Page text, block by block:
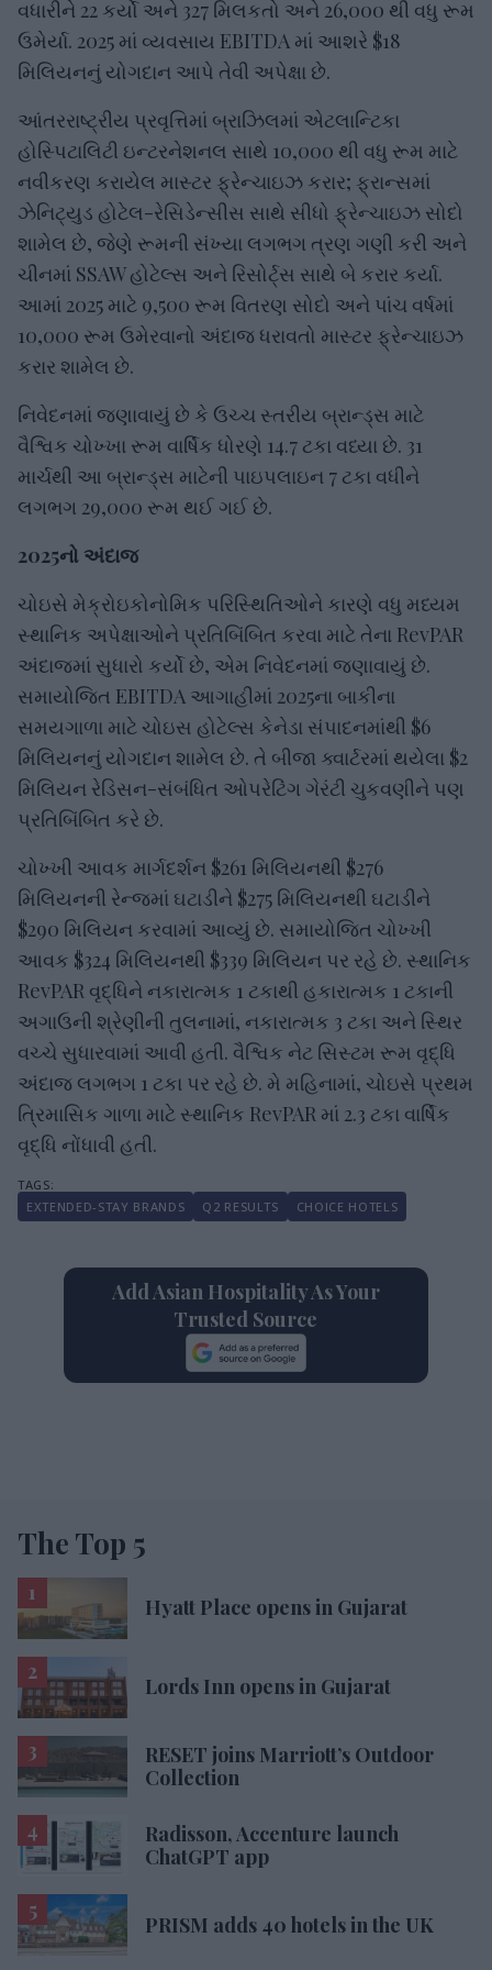
વધારીને 22 કર્યો અને 327 મિલકતો અને 26,000 થી વધુ રૂમ
ઉમેર્યા. 2025 માં વ્યવસાય EBITDA માં આશરે $18
મિલિયનનું યોગદાન આપે તેવી અપેક્ષા છે.
આંતરરાષ્ટ્રીય પ્રવૃત્તિમાં બ્રાઝિલમાં એટલાન્ટિકા
હોસ્પિટાલિટી ઇન્ટરનેશનલ સાથે 10,000 થી વધુ રૂમ માટે
નવીકરણ કરાયેલ માસ્ટર ફ્રેન્ચાઇઝ કરાર; ફ્રાન્સમાં
ઝેનિટ્યુડ હોટેલ-રેસિડેન્સીસ સાથે સીધો ફ્રેન્ચાઇઝ સોદો
શામેલ છે, જેણે રૂમની સંખ્યા લગભગ ત્રણ ગણી કરી અને
ચીનમાં SSAW હોટેલ્સ અને રિસોર્ટ્સ સાથે બે કરાર કર્યા.
આમાં 2025 માટે 9,500 રૂમ વિતરણ સોદો અને પાંચ વર્ષમાં
10,000 રૂમ ઉમેરવાનો અંદાજ ધરાવતો માસ્ટર ફ્રેન્ચાઇઝ
કરાર શામેલ છે.
નિવેદનમાં જણાવાયું છે કે ઉચ્ચ સ્તરીય બ્રાન્ડ્સ માટે
વૈશ્વિક ચોખ્ખા રૂમ વાર્ષિક ધોરણે 14.7 ટકા વધ્યા છે. 31
માર્ચથી આ બ્રાન્ડ્સ માટેની પાઇપલાઇન 7 ટકા વધીને
લગભગ 29,000 રૂમ થઈ ગઈ છે.
2025નો અંદાજ
ચોઇસે મેક્રોઇકોનોમિક પરિસ્થિતિઓને કારણે વધુ મધ્યમ
સ્થાનિક અપેક્ષાઓને પ્રતિબિંબિત કરવા માટે તેના RevPAR
અંદાજમાં સુધારો કર્યો છે, એમ નિવેદનમાં જણાવાયું છે.
સમાયોજિત EBITDA આગાહીમાં 2025ના બાકીના
સમયગાળા માટે ચોઇસ હોટેલ્સ કેનેડા સંપાદનમાંથી $6
મિલિયનનું યોગદાન શામેલ છે. તે બીજા ક્વાર્ટરમાં થયેલા $2
મિલિયન રેડિસન-સંબંધિત ઓપરેટિંગ ગેરંટી ચુકવણીને પણ
પ્રતિબિંબિત કરે છે.
ચોખ્ખી આવક માર્ગદર્શન $261 મિલિયનથી $276
મિલિયનની રેન્જમાં ઘટાડીને $275 મિલિયનથી ઘટાડીને
$290 મિલિયન કરવામાં આવ્યું છે. સમાયોજિત ચોખ્ખી
આવક $324 મિલિયનથી $339 મિલિયન પર રહે છે. સ્થાનિક
RevPAR વૃદ્ધિને નકારાત્મક 1 ટકાથી હકારાત્મક 1 ટકાની
અગાઉની શ્રેણીની તુલનામાં, નકારાત્મક 3 ટકા અને સ્થિર
વચ્ચે સુધારવામાં આવી હતી. વૈશ્વિક નેટ સિસ્ટમ રૂમ વૃદ્ધિ
અંદાજ લગભગ 1 ટકા પર રહે છે. મે મહિનામાં, ચોઇસે પ્રથમ
ત્રિમાસિક ગાળા માટે સ્થાનિક RevPAR માં 2.3 ટકા વાર્ષિક
વૃદ્ધિ નોંધાવી હતી.
EXTENDED-STAY BRANDS Q2 RESULTS CHOICE HOTELS
Add Asian Hospitality As Your
Trusted Source
The Top 5
Hyatt Place opens in Gujarat
Lords Inn opens in Gujarat
RESET joins Marriott’s Outdoor
Collection
Radisson, Accenture launch
ChatGPT app
PRISM adds 40 hotels in the UK